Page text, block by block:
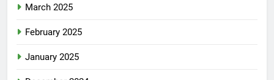
March 2025
February 2025
January 2025